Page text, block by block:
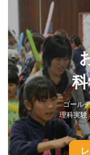
ゴール
理科実験